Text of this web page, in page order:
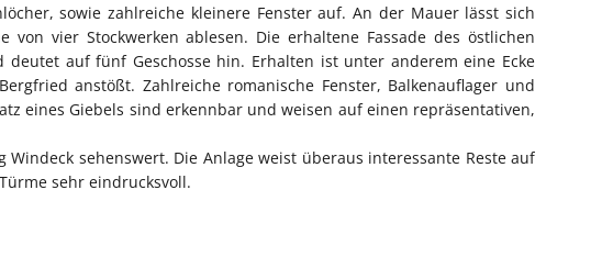
sowie zahlreiche kleinere Fenster auf. An der Mauer lässt sich
von vier Stockwerken ablesen. Die erhaltene Fassade des östlichen
deutet auf fünf Geschosse hin. Erhalten ist unter anderem eine Ecke
anstößt. Zahlreiche romanische Fenster, Balkenauflager und
eines Giebels sind erkennbar und weisen auf einen repräsentativen,
Windeck sehenswert. Die Anlage weist überaus interessante Reste auf
sehr eindrucksvoll.